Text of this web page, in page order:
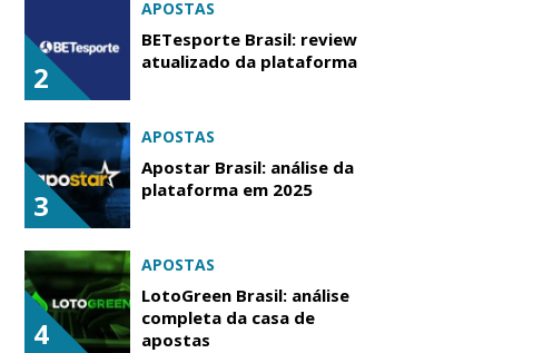
2
APOSTAS
BETesporte Brasil: review
atualizado da plataforma
3
APOSTAS
Apostar Brasil: análise da
plataforma em 2025
4
APOSTAS
LotoGreen Brasil: análise
completa da casa de
apostas